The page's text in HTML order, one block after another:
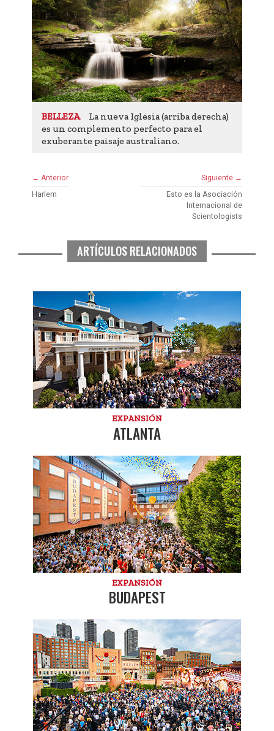
BELLEZA
La nueva Iglesia (arriba derecha)
es un complemento perfecto para el
exuberante paisaje australiano.
← Anterior
Harlem
Siguiente →
Esto es la Asociación
Internacional de
Scientologists
ARTÍCULOS RELACIONADOS
EXPANSIÓN
ATLANTA
EXPANSIÓN
BUDAPEST